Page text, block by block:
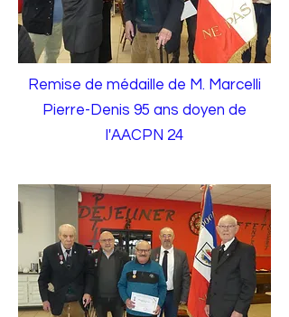
Remise de médaille de M. Marcelli
Pierre-Denis 95 ans doyen de
l'AACPN 24